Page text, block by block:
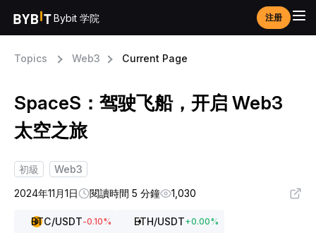
Bybit 学院 注册
Topics Web3 Current Page
SpaceS：驾驶飞船，开启 Web3
太空之旅
初級
Web3
2024年11月1日
閱讀時間 5 分鐘 1,030
BTC/USDT-0.10% ETH/USDT+0.00%